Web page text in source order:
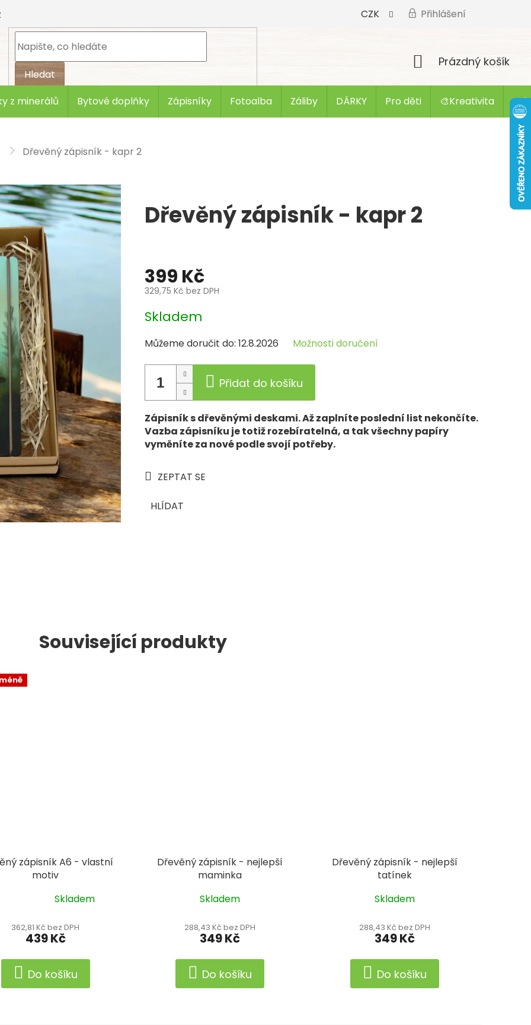
CZK Přihlášení
Hledat
Nákupní
Prázdný košík
z minerálů Bytové doplňky Zápisníky Fotoalba Záliby DÁRKY Pro děti 🎨Kreativita
Dřevěný zápisník - kapr 2
Dřevěný zápisník - kapr 2
art-wood.cz
399 Kč
329,75 Kč bez DPH
Měrná
cena:
Skladem
Můžeme doručit do: 12.8.2026 Možnosti doručení
Přidat do košíku
Zápisník s dřevěnými deskami. Až zaplníte poslední list nekončíte.
Vazba zápisníku je totiž rozebíratelná, a tak všechny papíry
vyměníte za nové podle svojí potřeby.
ZEPTAT SE
HLÍDAT
Související produkty
zápisník A6 - vlastní
motiv
Skladem
362,81 Kč bez DPH
439 Kč
Do košíku
Dřevěný zápisník - nejlepší
maminka
Skladem
288,43 Kč bez DPH
349 Kč
Do košíku
Dřevěný zápisník - nejlepší
tatínek
Skladem
288,43 Kč bez DPH
349 Kč
Do košíku